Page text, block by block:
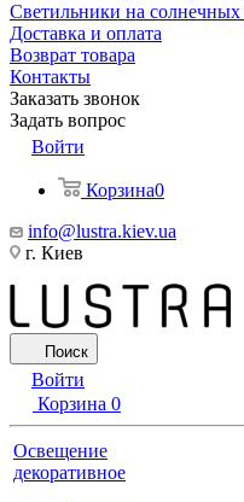
Светильники на солнечных
Доставка и оплата
Возврат товара
Контакты
Заказать звонок
Задать вопрос
Войти
Корзина0
info@lustra.kiev.ua
г. Киев
Поиск
Войти
Корзина 0
Освещение
декоративное